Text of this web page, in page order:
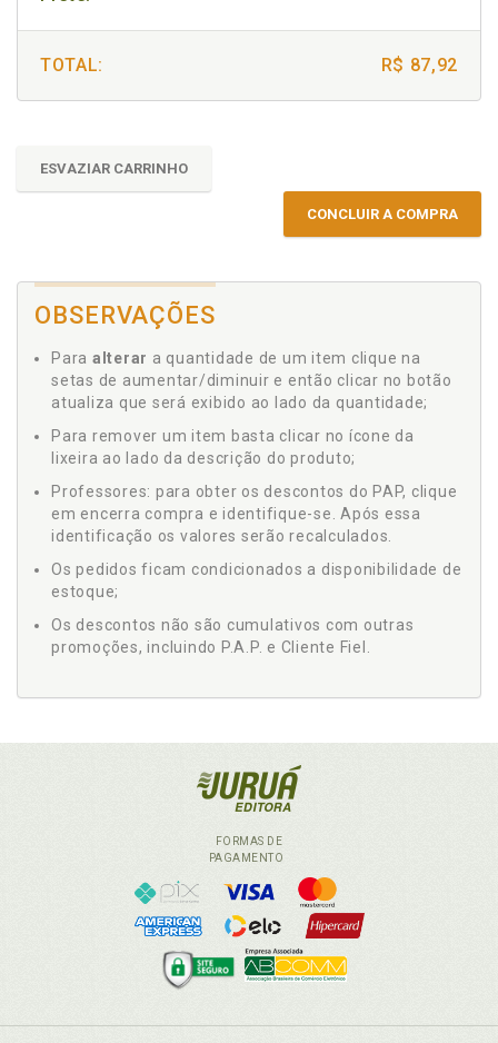
TOTAL: R$ 87,92
ESVAZIAR CARRINHO
CONCLUIR A COMPRA
OBSERVAÇÕES
Para alterar a quantidade de um item clique na
setas de aumentar/diminuir e então clicar no botão
atualiza que será exibido ao lado da quantidade;
Para remover um item basta clicar no ícone da
lixeira ao lado da descrição do produto;
Professores: para obter os descontos do PAP, clique
em encerra compra e identifique-se. Após essa
identificação os valores serão recalculados.
Os pedidos ficam condicionados a disponibilidade de
estoque;
Os descontos não são cumulativos com outras
promoções, incluindo P.A.P. e Cliente Fiel.
FORMAS DE
PAGAMENTO